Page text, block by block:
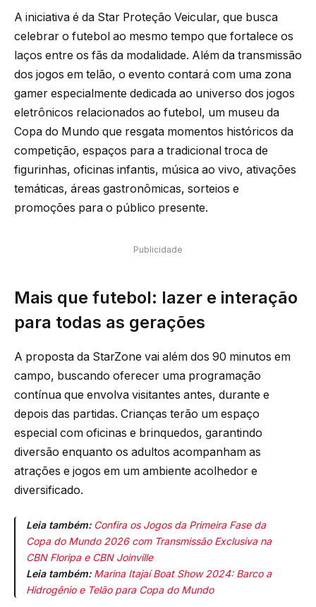
A iniciativa é da Star Proteção Veicular, que busca
celebrar o futebol ao mesmo tempo que fortalece os
laços entre os fãs da modalidade. Além da transmissão
dos jogos em telão, o evento contará com uma zona
gamer especialmente dedicada ao universo dos jogos
eletrônicos relacionados ao futebol, um museu da
Copa do Mundo que resgata momentos históricos da
competição, espaços para a tradicional troca de
figurinhas, oficinas infantis, música ao vivo, ativações
temáticas, áreas gastronômicas, sorteios e
promoções para o público presente.
Publicidade
Mais que futebol: lazer e interação
para todas as gerações
A proposta da StarZone vai além dos 90 minutos em
campo, buscando oferecer uma programação
contínua que envolva visitantes antes, durante e
depois das partidas. Crianças terão um espaço
especial com oficinas e brinquedos, garantindo
diversão enquanto os adultos acompanham as
atrações e jogos em um ambiente acolhedor e
diversificado.
Leia também: Confira os Jogos da Primeira Fase da
Copa do Mundo 2026 com Transmissão Exclusiva na
CBN Floripa e CBN Joinville
Leia também: Marina Itajaí Boat Show 2024: Barco a
Hidrogênio e Telão para Copa do Mundo